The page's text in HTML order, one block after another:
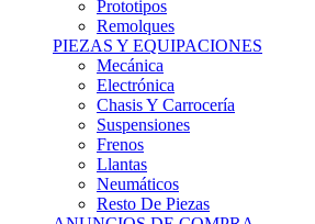
Prototipos
Remolques
PIEZAS Y EQUIPACIONES
Mecánica
Electrónica
Chasis Y Carrocería
Suspensiones
Frenos
Llantas
Neumáticos
Resto De Piezas